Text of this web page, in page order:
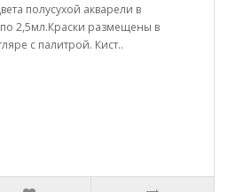
полусухой акварели в
2,5мл.Краски размещены в
с палитрой. Кист..